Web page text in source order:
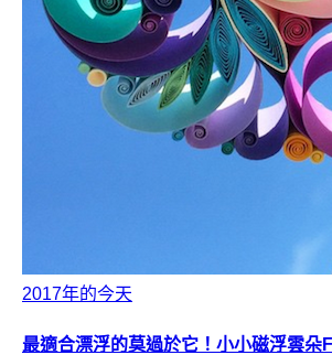
2017年的今天
最適合漂浮的莫過於它！小小磁浮雲